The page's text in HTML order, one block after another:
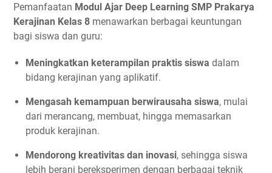
Pemanfaatan Modul Ajar Deep Learning SMP Prakarya
Kerajinan Kelas 8 menawarkan berbagai keuntungan
bagi siswa dan guru:
Meningkatkan keterampilan praktis siswa dalam
bidang kerajinan yang aplikatif.
Mengasah kemampuan berwirausaha siswa, mulai
dari merancang, membuat, hingga memasarkan
produk kerajinan.
Mendorong kreativitas dan inovasi, sehingga siswa
lebih berani bereksperimen dengan berbagai teknik